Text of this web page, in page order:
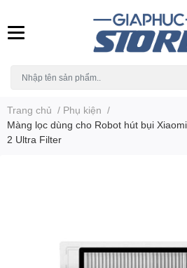
Trang chủ / Phụ kiện /
Màng lọc dùng cho Robot hút bụi
2 Ultra Filter